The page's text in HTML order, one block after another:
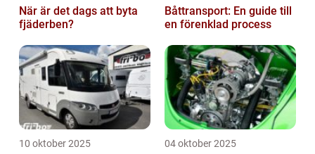
När är det dags att byta
fjäderben?
Båttransport: En guide till
en förenklad process
10 oktober 2025 04 oktober 2025